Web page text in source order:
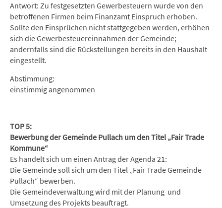
Antwort: Zu festgesetzten Gewerbesteuern wurde von den
betroffenen Firmen beim Finanzamt Einspruch erhoben.
Sollte den Einsprüchen nicht stattgegeben werden, erhöhen
sich die Gewerbesteuereinnahmen der Gemeinde;
andernfalls sind die Rückstellungen bereits in den Haushalt
eingestellt.
Abstimmung:
einstimmig angenommen
TOP 5:
Bewerbung der Gemeinde Pullach um den Titel „Fair Trade
Kommune“
Es handelt sich um einen Antrag der Agenda 21:
Die Gemeinde soll sich um den Titel „Fair Trade Gemeinde
Pullach“ bewerben.
Die Gemeindeverwaltung wird mit der Planung und
Umsetzung des Projekts beauftragt.